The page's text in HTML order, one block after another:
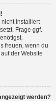
installiert
Frage ggf.
freuen, wenn du
der Website
werden?